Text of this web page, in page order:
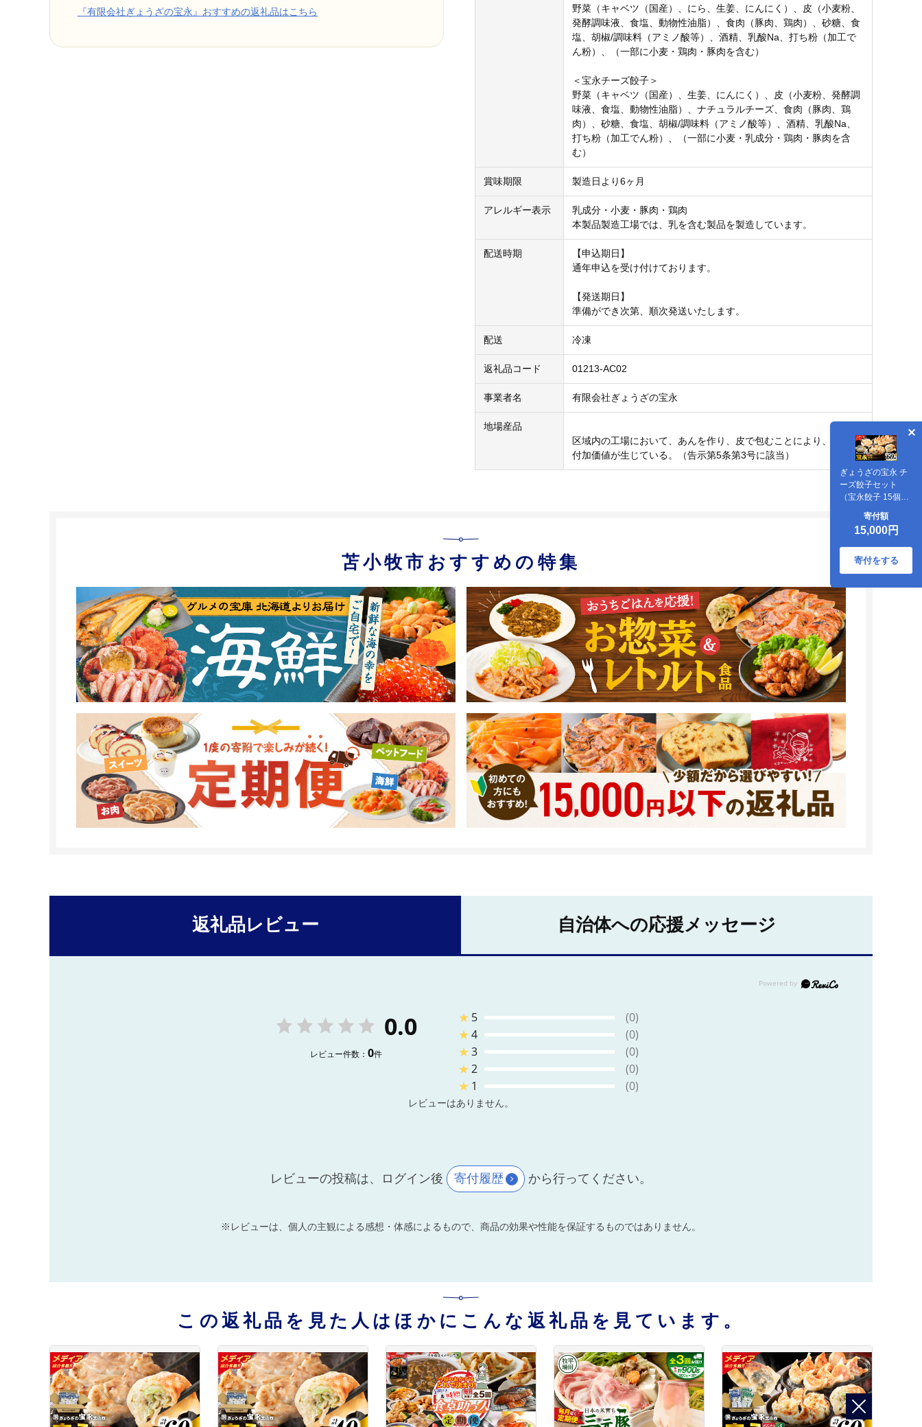
『有限会社ぎょうざの宝永』おすすめの返礼品はこちら
ぎょうざの宝永 チ
ーズ餃子セット
（宝永餃子 15個入
×2袋＆チーズ餃子
15個入×2袋）合計
1.5kg T004-002
寄付額
15,000円
寄付をする
野菜（キャベツ（国産）、にら、生姜、にんにく）、皮（小麦粉、
発酵調味液、食塩、動物性油脂）、食肉（豚肉、鶏肉）、砂糖、食
塩、胡椒/調味料（アミノ酸等）、酒精、乳酸Na、打ち粉（加工で
ん粉）、（一部に小麦・鶏肉・豚肉を含む）
＜宝永チーズ餃子＞
野菜（キャベツ（国産）、生姜、にんにく）、皮（小麦粉、発酵調
味液、食塩、動物性油脂）、ナチュラルチーズ、食肉（豚肉、鶏
肉）、砂糖、食塩、胡椒/調味料（アミノ酸等）、酒精、乳酸Na、
打ち粉（加工でん粉）、（一部に小麦・乳成分・鶏肉・豚肉を含
む）
賞味期限 製造日より6ヶ月
アレルギー表示
乳成分・小麦・豚肉・鶏肉
本製品製造工場では、乳を含む製品を製造しています。
配送時期
【申込期日】
通年申込を受け付けております。
【発送期日】
準備ができ次第、順次発送いたします。
配送 冷凍
返礼品コード 01213-AC02
事業者名 有限会社ぎょうざの宝永
地場産品
区域内の工場において、あんを作り、皮で包むことにより、相応の
付加価値が生じている。（告示第5条第3号に該当）
苫小牧市おすすめの特集
返礼品レビュー 自治体への応援メッセージ
0.0
レビュー件数： 0件
★ 5
(0)
★4
(0)
★3
(0)
★2
(0)
★ 1 (0)
レビューはありません。
レビューの投稿は、ログイン後 寄付履歴 から行ってください。
※レビューは、個人の主観による感想・体感によるもので、商品の効果や性能を保証するものではありません。
この返礼品を見た人はほかにこんな返礼品を見ています。